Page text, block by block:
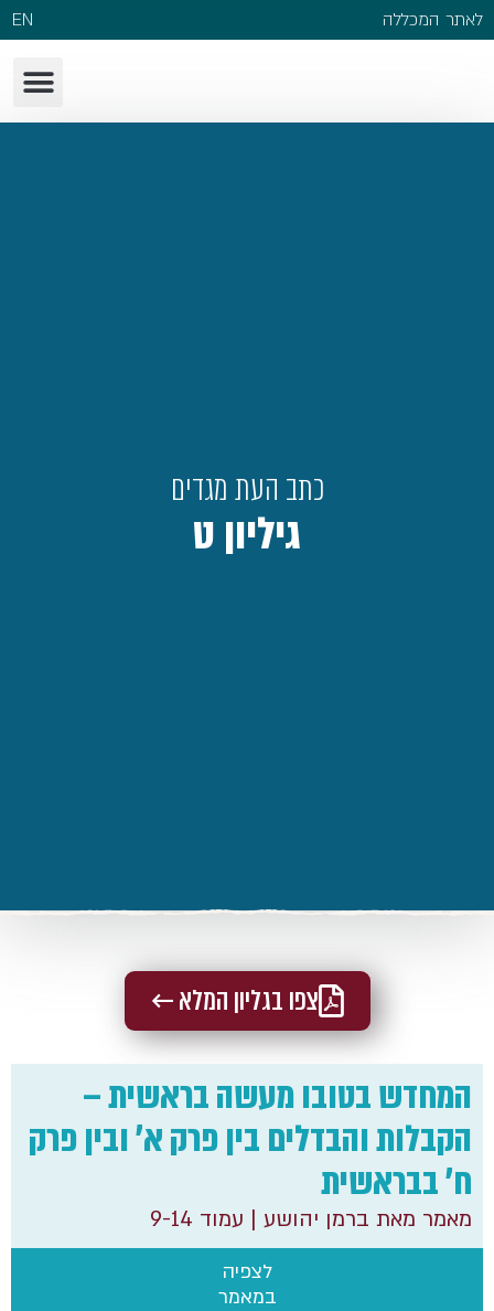
לאתר המכללה EN
כתב העת מגדים
גיליון ט
צפו בגליון המלא ←
לצפיה
במאמר
המחדש בטובו מעשה בראשית –
הקבלות והבדלים בין פרק א' ובין פרק
ח' בבראשית
מאמר מאת ברמן יהושע | עמוד 9-14